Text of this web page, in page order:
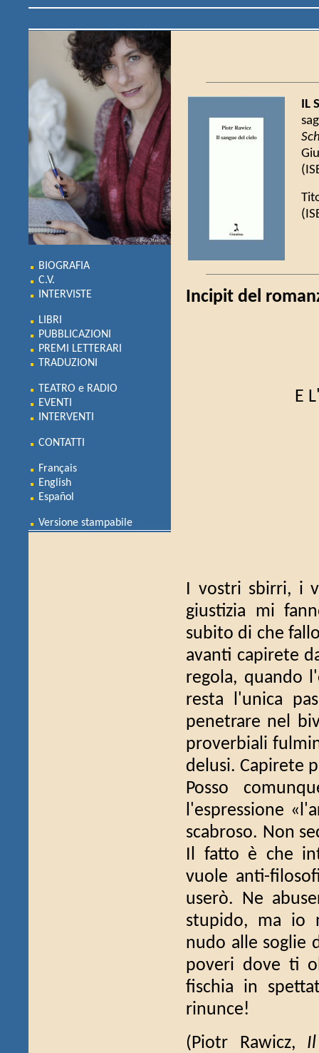
BIOGRAFIA
C.V.
INTERVISTE
LIBRI
PUBBLICAZIONI
PREMI LETTERARI
TRADUZIONI
TEATRO e RADIO
EVENTI
INTERVENTI
CONTATTI
Français
English
Español
Versione stampabile
IL
Incipit del
E
I vostri sbirri, i
giustizia mi
subito di che
avanti capirete
regola, quando
resta l'unica
penetrare nel
proverbiali
delusi. Capirete
Posso
l'espressione
scabroso. Non
Il fatto è che
vuole anti-
userò. Ne
stupido, ma io
nudo alle soglie
poveri dove ti
fischia in
rinunce!
(Piotr Rawicz,